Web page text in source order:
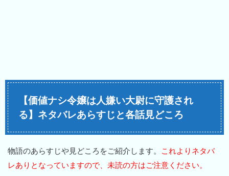
【価値ナシ令嬢は人嫌い大尉に守護され
る】ネタバレあらすじと各話見どころ
物語のあらすじや見どころをご紹介します。
これよりネタバ
レありとなっていますので、未読の方はご注意ください。